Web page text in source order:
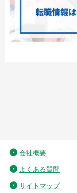
会社概要
よくある質問
サイトマップ